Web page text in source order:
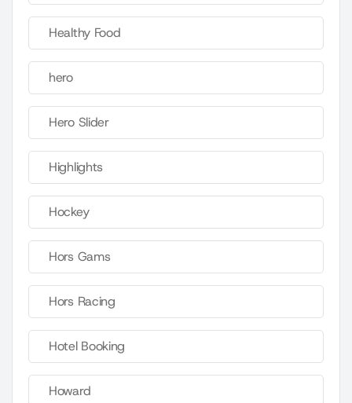
Healthy Food
hero
Hero Slider
Highlights
Hockey
Hors Gams
Hors Racing
Hotel Booking
Howard